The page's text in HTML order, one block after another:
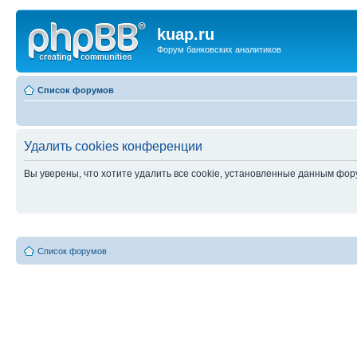
kuap.ru
Форум банковских аналитиков
Список форумов
Удалить cookies конференции
Вы уверены, что хотите удалить все cookie, установленные данным
Список форумов